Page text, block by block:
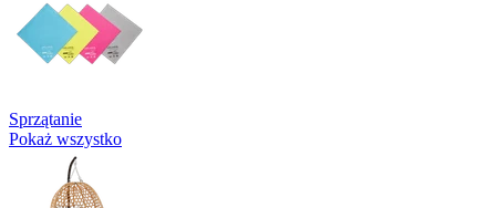
Sprzątanie
Pokaż wszystko